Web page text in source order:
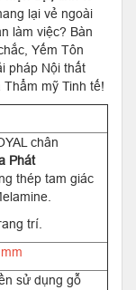
lại vẻ ngoài
làm việc? Bàn
Yếm Tôn
pháp Nội thất
mỹ Tinh tế!
chân
Phát
thép tam giác
trí.
sử dụng gỗ